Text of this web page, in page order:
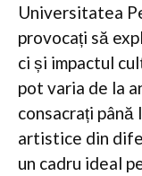
Universitatea
provocați să
ci și impactul
pot varia de la
consacrați
artistice din
un cadru ideal